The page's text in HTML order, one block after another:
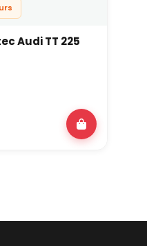
Audi TT 225